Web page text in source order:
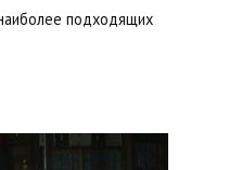
подходящих